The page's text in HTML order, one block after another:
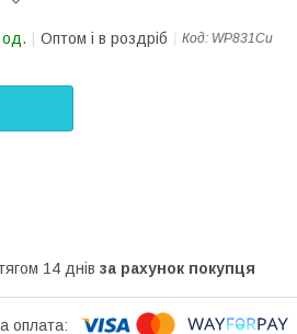
од. Оптом і в роздріб Код: WP831Cu
14 днів за рахунок покупця